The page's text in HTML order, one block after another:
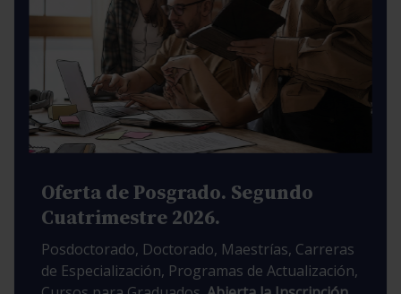
Oferta de Posgrado. Segundo
Cuatrimestre 2026.
Posdoctorado, Doctorado, Maestrías, Carreras
de Especialización, Programas de Actualización,